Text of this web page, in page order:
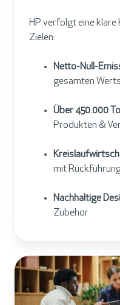
HP verfolgt eine
Zielen:
Netto-Null-
gesamten
Über 450.000
Produkten &
mit
Nachhaltige
Zubehör